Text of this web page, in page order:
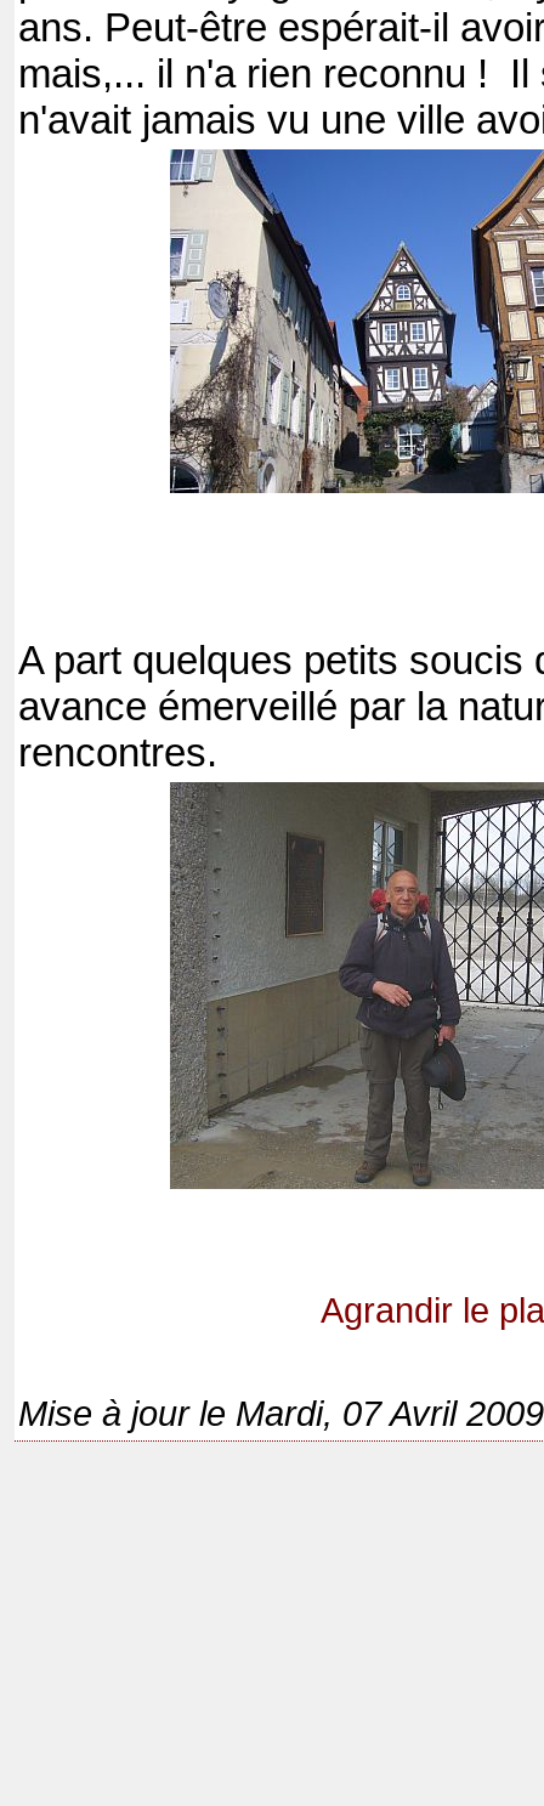
ans. Peut-être espérait-il
mais,... il n'a rien reconnu ! Il
n'avait jamais vu une ville
A part quelques petits soucis
avance émerveillé par la
rencontres.
Agrandir le
Mise à jour le Mardi, 07 Avril